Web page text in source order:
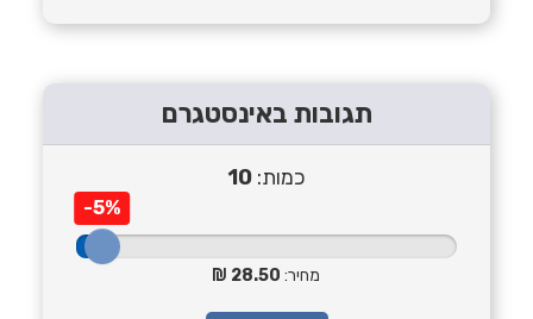
תגובות באינסטגרם
כמות: 10
-5%
מחיר: 28.50